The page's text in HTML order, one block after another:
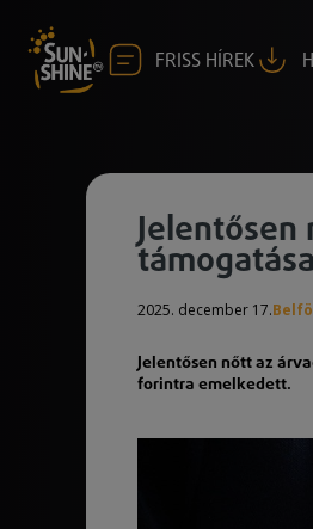
FRISS HÍREK
Jelentősen
támogatása
2025. december 17.
Jelentősen nőtt az
forintra emelkedett.